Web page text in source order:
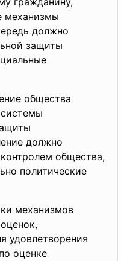
механизмы
должно
защиты
общества
должно
общества,
политические
механизмов
удовлетворения
оценке